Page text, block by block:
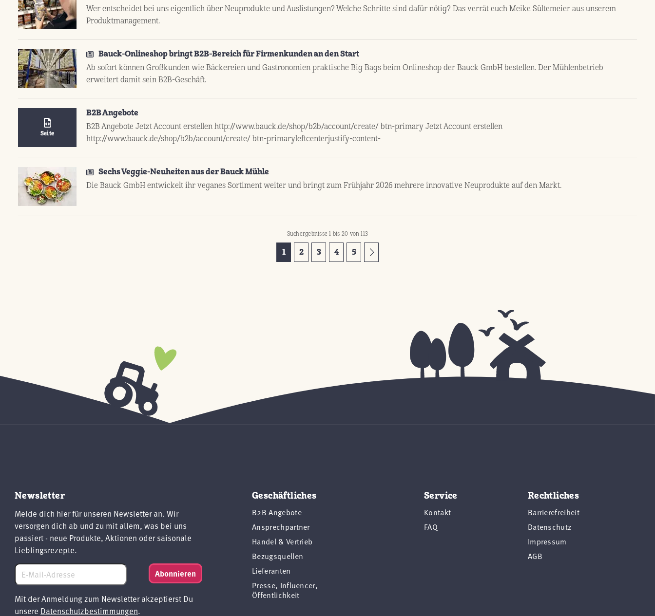
Wer entscheidet bei uns eigentlich über Neuprodukte und Auslistungen? Welche Schritte sind dafür nötig? Das verrät euch Meike Sültemeier aus unserem
Produktmanagement.
Bauck-Onlineshop bringt B2B-Bereich für Firmenkunden an den Start
Ab sofort können Großkunden wie Bäckereien und Gastronomien praktische Big Bags beim Onlineshop der Bauck GmbH bestellen. Der Mühlenbetrieb
erweitert damit sein B2B-Geschäft.
Seite
B2B Angebote
B2B Angebote Jetzt Account erstellen http://www.bauck.de/shop/b2b/account/create/ btn-primary Jetzt Account erstellen
http://www.bauck.de/shop/b2b/account/create/ btn-primaryleftcenterjustify-content-
Sechs Veggie-Neuheiten aus der Bauck Mühle
Die Bauck GmbH entwickelt ihr veganes Sortiment weiter und bringt zum Frühjahr 2026 mehrere innovative Neuprodukte auf den Markt.
Suchergebnisse 1 bis 20 von 113
1 2 3 4 5
Newsletter
Melde dich hier für unseren Newsletter an. Wir
versorgen dich ab und zu mit allem, was bei uns
passiert - neue Produkte, Aktionen oder saisonale
Lieblingsrezepte.
Abonnieren
Mit der Anmeldung zum Newsletter akzeptierst Du
unsere Datenschutzbestimmungen.
Geschäftliches
B2B Angebote
Ansprechpartner
Handel & Vertrieb
Bezugsquellen
Lieferanten
Presse, Influencer,
Öffentlichkeit
Service
Kontakt
FAQ
Rechtliches
Barrierefreiheit
Datenschutz
Impressum
AGB